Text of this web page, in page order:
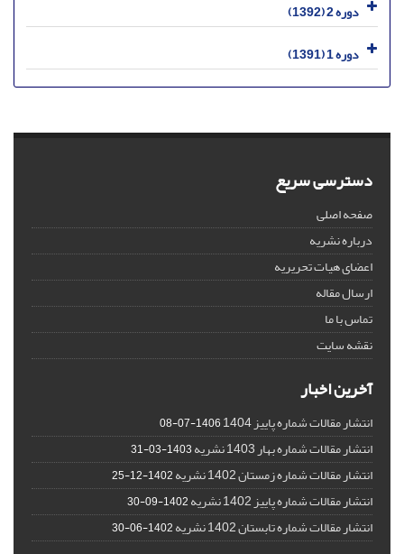
دوره 2 (1392)
دوره 1 (1391)
دسترسی سریع
صفحه اصلی
درباره نشریه
اعضای هیات تحریریه
ارسال مقاله
تماس با ما
نقشه سایت
آخرین اخبار
انتشار مقالات شماره پاییز 1404 1406-07-08
انتشار مقالات شماره بهار 1403 نشریه 1403-03-31
انتشار مقالات شماره زمستان 1402 نشریه 1402-12-25
انتشار مقالات شماره پاییز 1402 نشریه 1402-09-30
انتشار مقالات شماره تابستان 1402 نشریه 1402-06-30